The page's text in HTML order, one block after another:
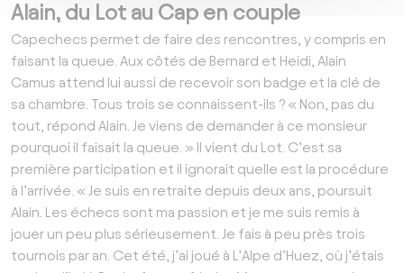
Alain, du Lot au Cap en couple
Capechecs permet de faire des rencontres, y compris en
faisant la queue. Aux côtés de Bernard et Heidi, Alain
Camus attend lui aussi de recevoir son badge et la clé de
sa chambre. Tous trois se connaissent-ils ? « Non, pas du
tout, répond Alain. Je viens de demander à ce monsieur
pourquoi il faisait la queue. » Il vient du Lot. C’est sa
première participation et il ignorait quelle est la procédure
à l’arrivée. « Je suis en retraite depuis deux ans, poursuit
Alain. Les échecs sont ma passion et je me suis remis à
jouer un peu plus sérieusement. Je fais à peu près trois
tournois par an. Cet été, j’ai joué à L’Alpe d’Huez, où j’étais